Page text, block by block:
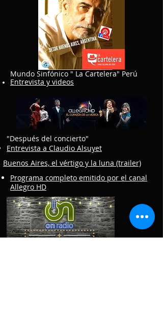
Mundo Sinfónico " La Cartelera" Perú
Entrevista y videos
"Después del concierto"
Entrevista a Claudio Alsuyet
Buenos Aires, el vértigo y la luna (trailer)
Programa completo emitido por el canal
Allegro HD